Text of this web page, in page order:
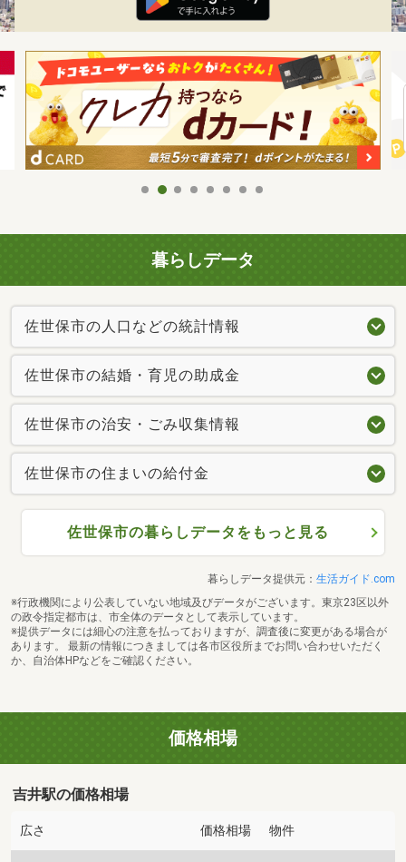
暮らしデータ
佐世保市の人口などの統計情報
佐世保市の結婚・育児の助成金
佐世保市の治安・ごみ収集情報
佐世保市の住まいの給付金
佐世保市の暮らしデータをもっと見る
暮らしデータ提供元： 生活ガイド.com
※行政機関により公表していない地域及びデータがございます。東京23区以外
の政令指定都市は、市全体のデータとして表示しています。
※提供データには細心の注意を払っておりますが、調査後に変更がある場合が
あります。 最新の情報につきましては各市区役所までお問い合わせいただく
か、自治体HPなどをご確認ください。
価格相場
吉井駅の価格相場
広さ 価格相場 物件